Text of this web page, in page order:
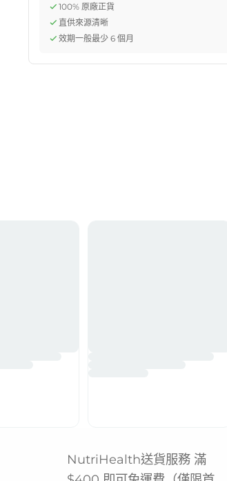
100% 原廠正貨
直供來源清晰
效期一般最少 6 個月
NutriHealth送貨服務 滿